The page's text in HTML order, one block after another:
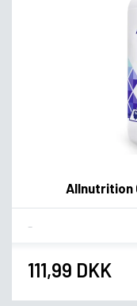
Allnutrition
111,99 DKK